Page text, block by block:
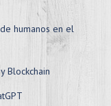
humanos en el
Blockchain